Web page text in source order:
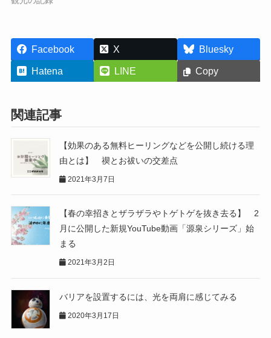
Facebook X
Bluesky
Hatena
LINE Copy
関連記事
【効果のある無料ヒーリングなどを公開し続ける理
由とは】 禊とお祓いの交差点
2021年3月7日
【春の幸招きとザラザラやトゲトゲを抜き去る】 2
月に公開した新規YouTube動画「源泉シリーズ」始
まる
2021年3月2日
バリアを設置するには、光を両肩に感じてみる
2020年3月17日